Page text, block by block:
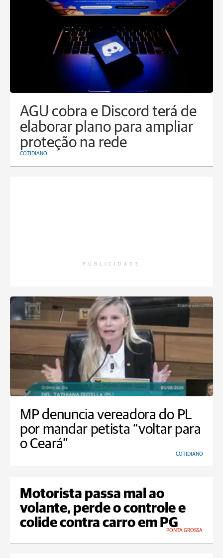
AGU cobra e Discord terá de
elaborar plano para ampliar
proteção na rede
COTIDIANO
PUBLICIDADE
MP denuncia vereadora do PL
por mandar petista “voltar para
o Ceará”
COTIDIANO
Motorista passa mal ao
volante, perde o controle e
colide contra carro em PG
PONTA GROSSA